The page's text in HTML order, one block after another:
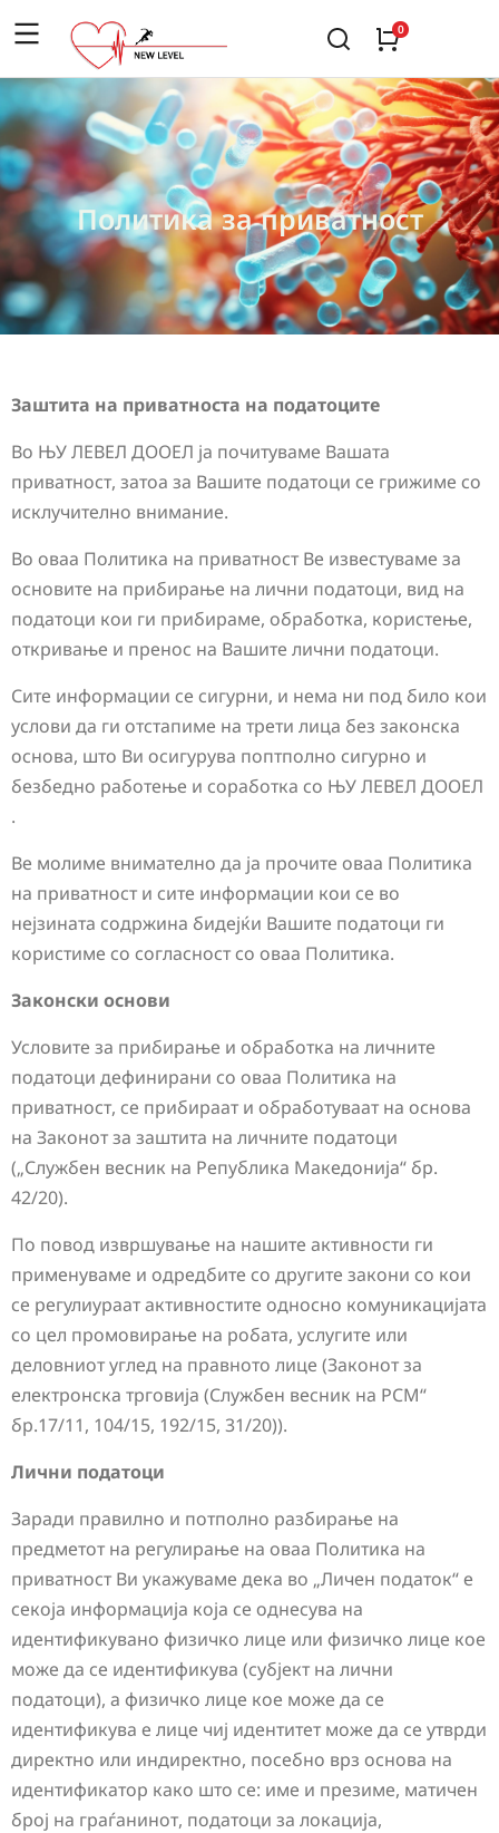
Политика за приватност
Заштита на приватноста на податоците
Во ЊУ ЛЕВЕЛ ДООЕЛ ја почитуваме Вашата
приватност, затоа за Вашите податоци се грижиме со
исклучително внимание.
Во оваа Политика на приватност Ве известуваме за
основите на прибирање на лични податоци, вид на
податоци кои ги прибираме, обработка, користење,
откривање и пренос на Вашите лични податоци.
Сите информации се сигурни, и нема ни под било кои
услови да ги отстапиме на трети лица без законска
основа, што Ви осигурува поптполно сигурно и
безбедно работење и соработка со ЊУ ЛЕВЕЛ ДООЕЛ
.
Ве молиме внимателно да ја прочите оваа Политика
на приватност и сите информации кои се во
нејзината содржина бидејќи Вашите податоци ги
користиме со согласност со оваа Политика.
Законски основи
Условите за прибирање и обработка на личните
податоци дефинирани со оваа Политика на
приватност, се прибираат и обработуваат на основа
на Законот за заштита на личните податоци
(„Службен весник на Република Македонија“ бр.
42/20).
По повод извршување на нашите активности ги
применуваме и одредбите со другите закони со кои
се регулиураат активностите односно комуникацијата
со цел промовирање на робата, услугите или
деловниот углед на правното лице (Законот за
електронска трговија (Службен весник на РCМ“
бр.17/11, 104/15, 192/15, 31/20)).
Лични податоци
Заради правилно и потполно разбирање на
предметот на регулирање на оваа Политика на
приватност Ви укажуваме дека во „Личен податок“ е
секоја информација која се однесува на
идентификувано физичко лице или физичко лице кое
може да се идентификува (субјект на лични
податоци), а физичко лице кое може да се
идентификува е лице чиј идентитет може да се утврди
директно или индиректно, посебно врз основа на
идентификатор како што се: име и презиме, матичен
број на граѓанинот, податоци за локација,